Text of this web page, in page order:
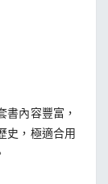
內容豐富，
史，極適合用